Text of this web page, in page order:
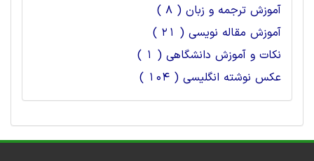
آموزش ترجمه و زبان ( 8 )
آموزش مقاله نویسی ( 21 )
نکات و آموزش دانشگاهی ( 1 )
عکس نوشته انگلیسی ( 104 )